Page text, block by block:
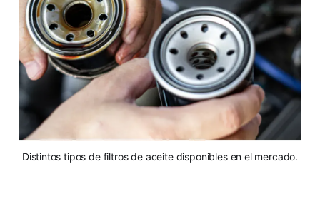
Distintos tipos de filtros de aceite disponibles en el mercado.